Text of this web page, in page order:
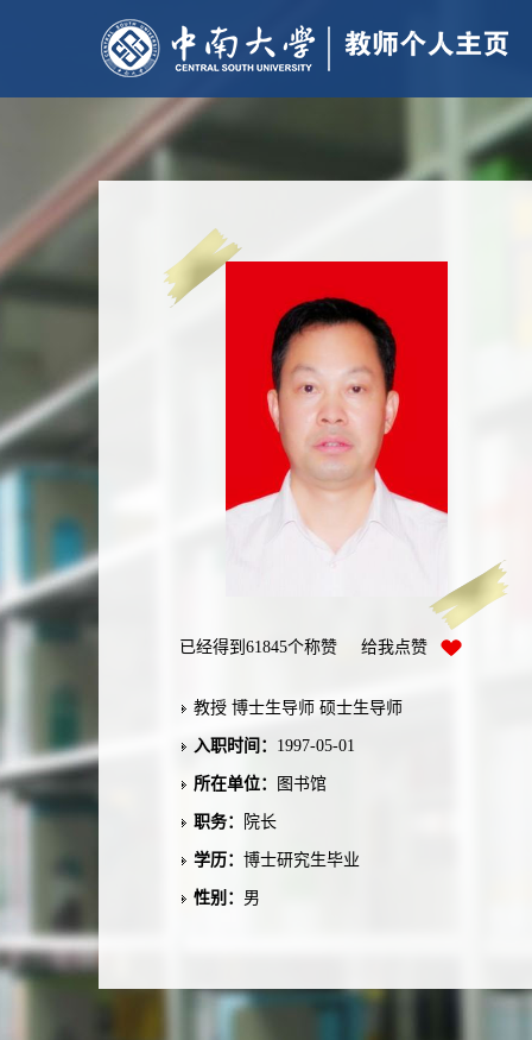
已经得到 61845个称赞 给我点赞
教授 博士生导师 硕士生导师
入职时间： 1997-05-01
所在单位： 图书馆
职务： 院长
学历： 博士研究生毕业
性别： 男
毕业院校： 中南工业大学